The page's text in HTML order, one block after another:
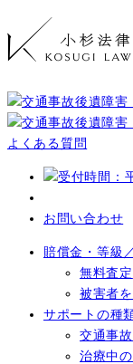
よくある質問
お問い合わせ
賠償金・等級
無料査定
被害者
サポートの種
交通事
治療中